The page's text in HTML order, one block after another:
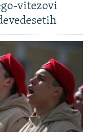
vitezovi